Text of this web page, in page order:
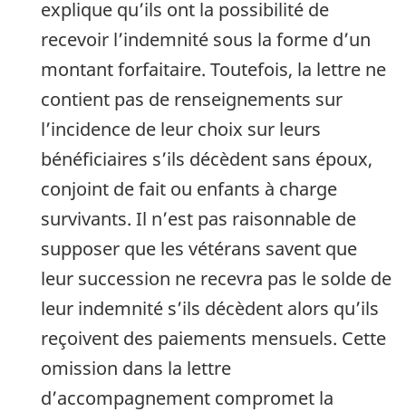
explique qu’ils ont la possibilité de
recevoir l’indemnité sous la forme d’un
montant forfaitaire. Toutefois, la lettre ne
contient pas de renseignements sur
l’incidence de leur choix sur leurs
bénéficiaires s’ils décèdent sans époux,
conjoint de fait ou enfants à charge
survivants. Il n’est pas raisonnable de
supposer que les vétérans savent que
leur succession ne recevra pas le solde de
leur indemnité s’ils décèdent alors qu’ils
reçoivent des paiements mensuels. Cette
omission dans la lettre
d’accompagnement compromet la